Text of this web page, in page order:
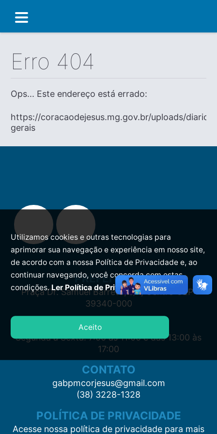
Erro 404
Ops... Este endereço está errado:
https://coracaodejesus.mg.gov.br/uploads/diario/
gerais
PREFEITURA
Praça Dr. Samuel Barreto, s/n, Centro CEP:
39340-000
ATENDIMENTO
Segunda à Sexta: 7:00 às 11:00 e das 13:00 às
17:00
CONTATO
gabpmcorjesus@gmail.com
(38) 3228-1328
POLÍTICA DE PRIVACIDADE
Acesse nossa política de privacidade para mais
Utilizamos cookies e outras tecnologias para
aprimorar sua navegação e experiência em nosso site,
de acordo com a nossa Política de Privacidade e, ao
continuar navegando, você concorda com estas
condições.Ler Política de Privacidade.
Aceito